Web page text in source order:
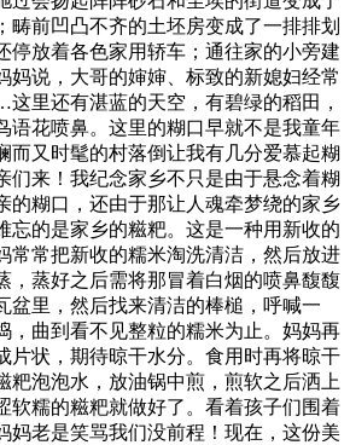
畴前凹凸不齐的土坯房变成了一排排划
停放着各色家用轿车；通往家的小旁建
妈说，大哥的婶婶、标致的新媳妇经常
里还有湛蓝的天空，有碧绿的稻田，
语花喷鼻。这里的糊口早就不是我童年
而又时髦的村落倒让我有几分爱慕起糊
们来！我纪念家乡不只是由于悬念着糊
的糊口，还由于那让人魂牵梦绕的家乡
忘的是家乡的糍粑。这是一种用新收的
常常把新收的糯米淘洗清洁，然后放进
，蒸好之后需将那冒着白烟的喷鼻馥馥
盆里，然后找来清洁的棒槌，呼喊一
，曲到看不见整粒的糯米为止。妈妈再
片状，期待晾干水分。食用时再将晾干
粑泡泡水，放油锅中煎，煎软之后洒上
软糯的糍粑就做好了。看着孩子们围着
妈老是笑骂我们没前程！现在，这份美